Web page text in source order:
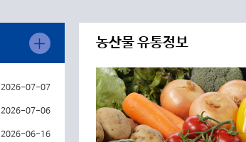
2026-07-07
2026-07-06
2026-06-16
농산물 유통정보